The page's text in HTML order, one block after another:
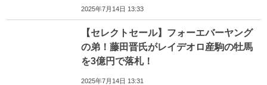
2025年7月14日 13:33
【セレクトセール】フォーエバーヤング
の弟！藤田晋氏がレイデオロ産駒の牡馬
を3億円で落札！
2025年7月14日 13:31